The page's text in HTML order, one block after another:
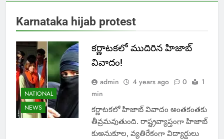
Karnataka hijab protest
NATIONAL
NEWS
కర్ణాటకలో ముదిరిన హిజాబ్
వివాదం!
admin 4 years ago 0
1
min
కర్ణాటకలో హిజాబ్ వివాదం అంతకంతకు
తీవ్రమవుతుంది. రాష్ట్రవ్యాప్తంగా హిజాబ్
కుఅనుకూల, వ్యతిరేకంగా విద్యార్థులు